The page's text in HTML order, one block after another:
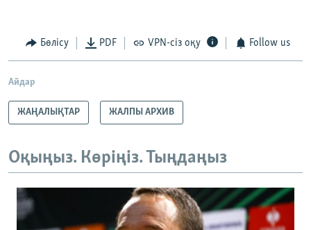
Бөлісу PDF VPN-сіз оқу Follow us
Айдар
ЖАҢАЛЫҚТАР ЖАЛПЫ АРХИВ
Оқыңыз. Көріңіз. Тыңдаңыз